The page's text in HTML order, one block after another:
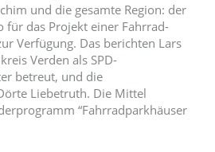
und die gesamte Region: der
für das Projekt einer Fahrrad-
Verfügung. Das berichten Lars
Verden als SPD-
betreut, und die
Liebetruth. Die Mittel
“Fahrradparkhäuser